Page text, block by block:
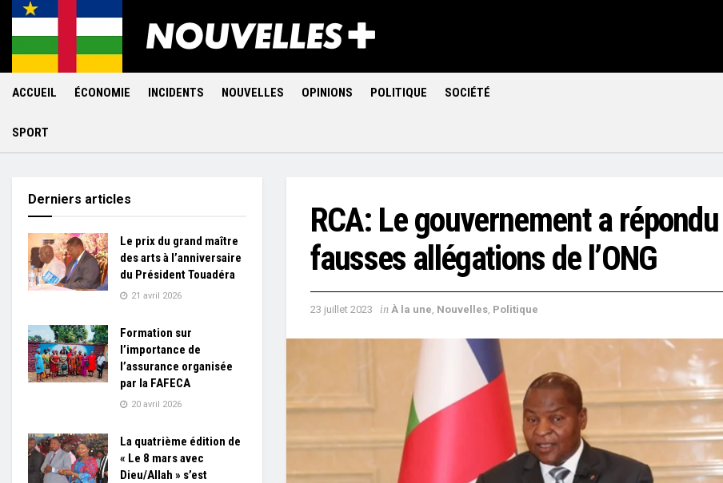
ACCUEIL ÉCONOMIE INCIDENTS NOUVELLES OPINIONS POLITIQUE SOCIÉTÉ
SPORT
RCA: Le gouvernement a
fausses allégations de l’ONG
23 juillet 2023 in À la une Nouvelles, Politique
Derniers articles
Le prix du grand maître
des arts à l’anniversaire
du Président Touadéra
21 avril 2026
Formation sur
l’importance de
l’assurance organisée
par la FAFECA
20 avril 2026
La quatrième édition de
« Le 8 mars avec
Dieu/Allah » s’est